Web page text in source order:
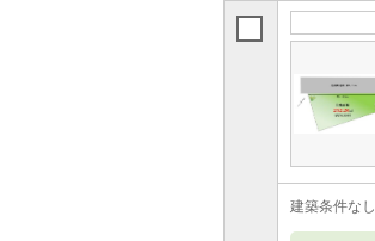
建築条件なし